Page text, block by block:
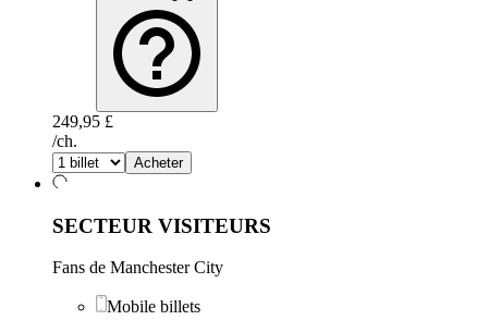
249,95 £
/ch.
Acheter
SECTEUR VISITEURS
Fans de Manchester City
Mobile billets